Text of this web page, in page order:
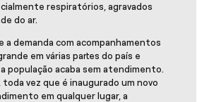
respiratórios, agravados
do ar.
a demanda com acompanhamentos
em várias partes do país e
população acaba sem atendimento.
vez que é inaugurado um novo
em qualquer lugar, a